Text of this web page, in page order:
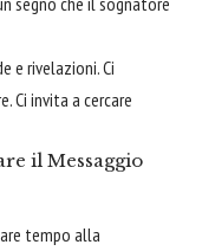
e rivelazioni. Ci
Ci invita a cercare
il Messaggio
tempo alla